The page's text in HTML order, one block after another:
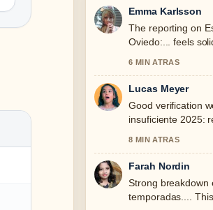
Emma Karlsson
The reporting on
Oviedo:... feels
6 MIN ATRAS
Lucas Meyer
Good verification
insuficiente 2025:
8 MIN ATRAS
Farah Nordin
Strong breakdown
temporadas....